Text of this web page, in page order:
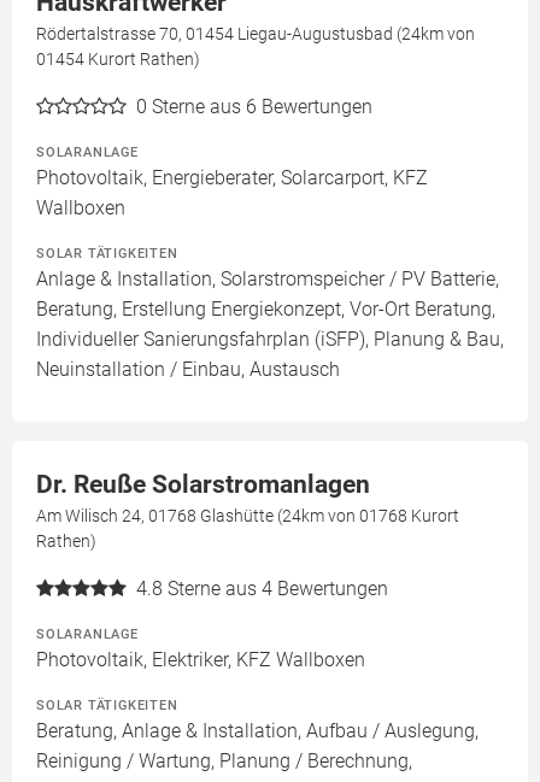
Rödertalstrasse 70, 01454 Liegau-Augustusbad (24km von
01454 Kurort Rathen)
0 Sterne aus 6 Bewertungen
SOLARANLAGE
Photovoltaik, Energieberater, Solarcarport, KFZ
Wallboxen
SOLAR TÄTIGKEITEN
Anlage & Installation, Solarstromspeicher / PV Batterie,
Beratung, Erstellung Energiekonzept, Vor-Ort Beratung,
Individueller Sanierungsfahrplan (iSFP), Planung & Bau,
Neuinstallation / Einbau, Austausch
Dr. Reuße Solarstromanlagen
Am Wilisch 24, 01768 Glashütte (24km von 01768 Kurort
Rathen)
4.8 Sterne aus 4 Bewertungen
SOLARANLAGE
Photovoltaik, Elektriker, KFZ Wallboxen
SOLAR TÄTIGKEITEN
Beratung, Anlage & Installation, Aufbau / Auslegung,
Reinigung / Wartung, Planung / Berechnung,